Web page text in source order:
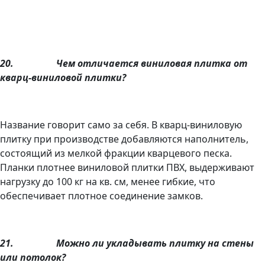
20. Чем отличается виниловая плитка от
кварц-виниловой плитки?
Название говорит само за себя. В кварц-виниловую
плитку при производстве добавляются наполнитель,
состоящий из мелкой фракции кварцевого песка.
Планки плотнее виниловой плитки ПВХ, выдерживают
нагрузку до 100 кг на кв. см, менее гибкие, что
обеспечивает плотное соединение замков.
21. Можно ли укладывать плитку на стены
или потолок?